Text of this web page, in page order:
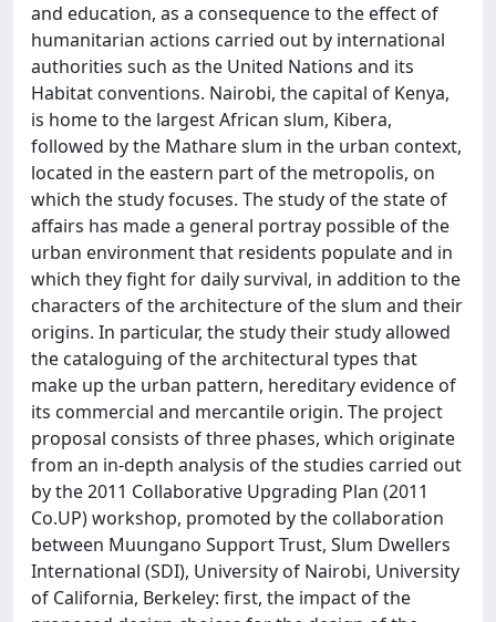
and education, as a consequence to the effect of
humanitarian actions carried out by international
authorities such as the United Nations and its
Habitat conventions. Nairobi, the capital of Kenya,
is home to the largest African slum, Kibera,
followed by the Mathare slum in the urban context,
located in the eastern part of the metropolis, on
which the study focuses. The study of the state of
affairs has made a general portray possible of the
urban environment that residents populate and in
which they fight for daily survival, in addition to the
characters of the architecture of the slum and their
origins. In particular, the study their study allowed
the cataloguing of the architectural types that
make up the urban pattern, hereditary evidence of
its commercial and mercantile origin. The project
proposal consists of three phases, which originate
from an in-depth analysis of the studies carried out
by the 2011 Collaborative Upgrading Plan (2011
Co.UP) workshop, promoted by the collaboration
between Muungano Support Trust, Slum Dwellers
International (SDI), University of Nairobi, University
of California, Berkeley: first, the impact of the